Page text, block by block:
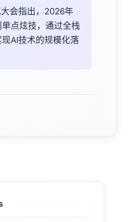
会指出，2026年
点炫技，通过全栈
AI技术的规模化落